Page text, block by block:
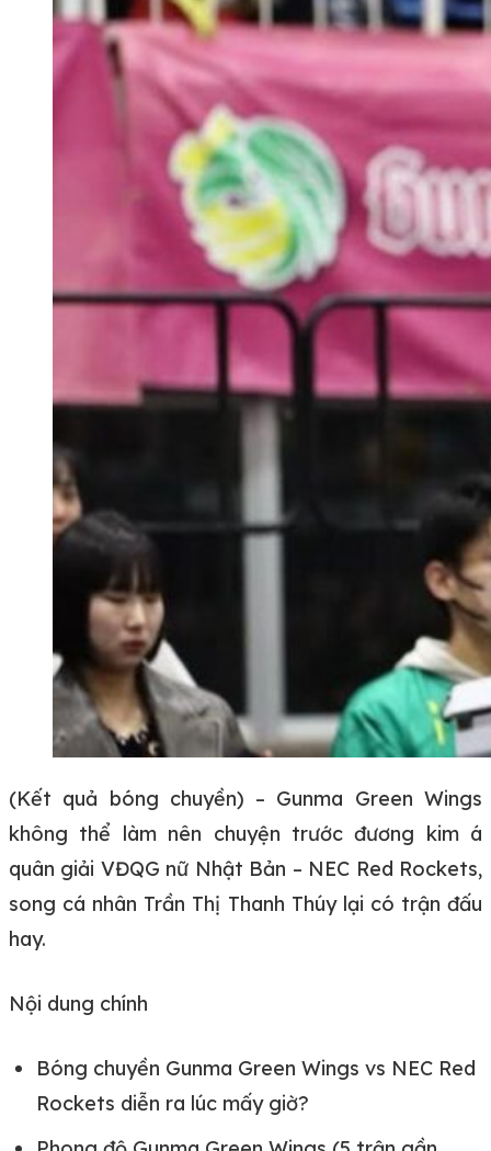
(Kết quả bóng chuyền) – Gunma Green Wings
không thể làm nên chuyện trước đương kim á
quân giải VĐQG nữ Nhật Bản – NEC Red Rockets,
song cá nhân Trần Thị Thanh Thúy lại có trận đấu
hay.
Nội dung chính
Bóng chuyền Gunma Green Wings vs NEC Red
Rockets diễn ra lúc mấy giờ?